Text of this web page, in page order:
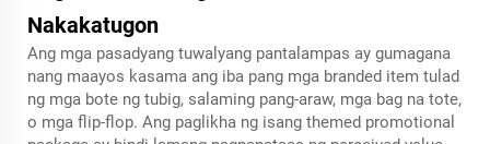
Nakakatugon
Ang mga pasadyang tuwalyang pantalampas ay gumagana
nang maayos kasama ang iba pang mga branded item tulad
ng mga bote ng tubig, salaming pang-araw, mga bag na tote,
o mga flip-flop. Ang paglikha ng isang themed promotional